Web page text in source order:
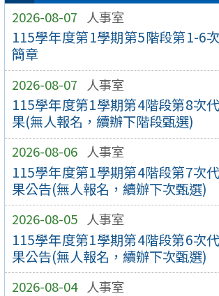
2026-08-07 人事室
115學年度第1學期第5階段第1-6
簡章
2026-08-07 人事室
115學年度第1學期第4階段第8次
果(無人報名，續辦下階段甄選)
2026-08-06 人事室
115學年度第1學期第4階段第7次
果公告(無人報名，續辦下次甄選)
2026-08-05 人事室
115學年度第1學期第4階段第6次
果公告(無人報名，續辦下次甄選)
2026-08-04 人事室